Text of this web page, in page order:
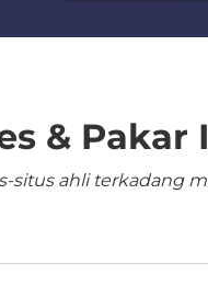
& Pakar
situs ahli terkadang